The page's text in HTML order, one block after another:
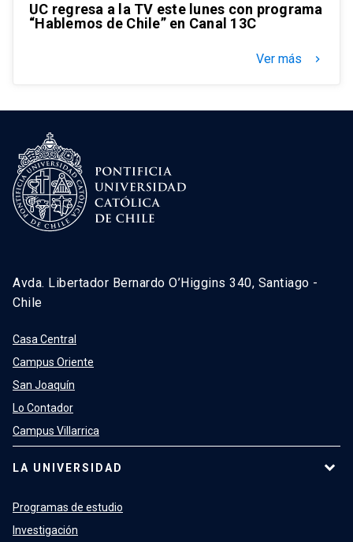
UC regresa a la TV este lunes con programa
“Hablemos de Chile” en Canal 13C
Ver más keyboard_arrow_right
Avda. Libertador Bernardo O’Higgins 340, Santiago -
Chile
Casa Central
Campus Oriente
San Joaquín
Lo Contador
Campus Villarrica
LA UNIVERSIDAD
Programas de estudio
Investigación